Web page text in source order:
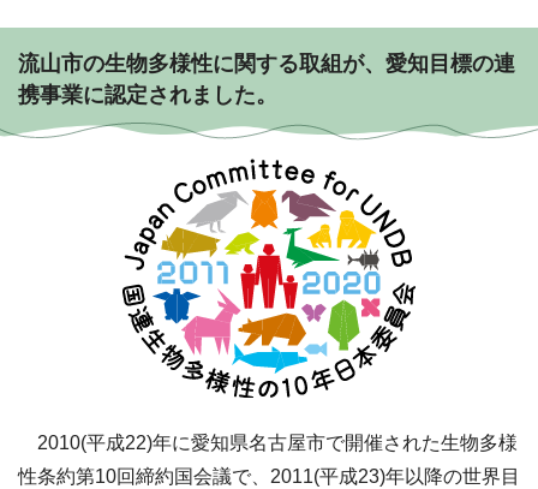
流山市の生物多様性に関する取組が、愛知目標の連
携事業に認定されました。
2010(平成22)年に愛知県名古屋市で開催された生物多様
性条約第10回締約国会議で、2011(平成23)年以降の世界目